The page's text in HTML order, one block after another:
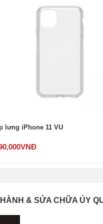
lưng iPhone 11 VU
VNĐ
& SỬA CHỮA ỦY